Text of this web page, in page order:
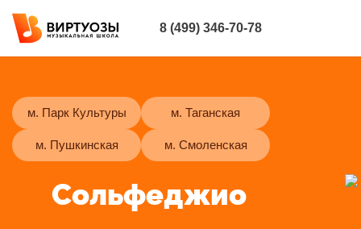
8 (499) 346-70-78
м. Парк Культуры м. Таганская
м. Пушкинская м. Смоленская
Сольфеджио